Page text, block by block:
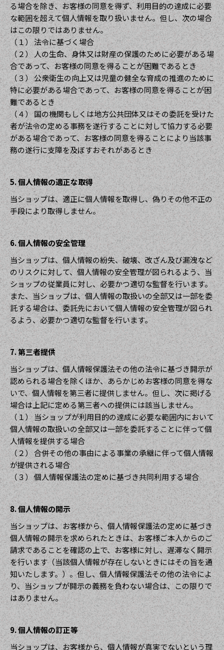
る場合を除き、お客様の同意を得ず、利用目的の達成に必要
な範囲を超えて個人情報を取り扱いません。但し、次の場合
はこの限りではありません。
（１） 法令に基づく場合
（２） 人の生命、身体又は財産の保護のために必要がある場
合であって、お客様の同意を得ることが困難であるとき
（３） 公衆衛生の向上又は児童の健全な育成の推進のために
特に必要がある場合であって、お客様の同意を得ることが困
難であるとき
（４） 国の機関もしくは地方公共団体又はその委託を受けた
者が法令の定める事務を遂行することに対して協力する必要
がある場合であって、お客様の同意を得ることにより当該事
務の遂行に支障を及ぼすおそれがあるとき
5. 個人情報の適正な取得
当ショップは、適正に個人情報を取得し、偽りその他不正の
手段により取得しません。
6. 個人情報の安全管理
当ショップは、個人情報の紛失、破壊、改ざん及び漏洩など
のリスクに対して、個人情報の安全管理が図られるよう、当
ショップの従業員に対し、必要かつ適切な監督を行います。
また、当ショップは、個人情報の取扱いの全部又は一部を委
託する場合は、委託先において個人情報の安全管理が図られ
るよう、必要かつ適切な監督を行います。
7. 第三者提供
当ショップは、個人情報保護法その他の法令に基づき開示が
認められる場合を除くほか、あらかじめお客様の同意を得な
いで、個人情報を第三者に提供しません。但し、次に掲げる
場合は上記に定める第三者への提供には該当しません。
（１） 当ショップが利用目的の達成に必要な範囲内において
個人情報の取扱いの全部又は一部を委託することに伴って個
人情報を提供する場合
（２） 合併その他の事由による事業の承継に伴って個人情報
が提供される場合
（３） 個人情報保護法の定めに基づき共同利用する場合
8. 個人情報の開示
当ショップは、お客様から、個人情報保護法の定めに基づき
個人情報の開示を求められたときは、お客様ご本人からのご
請求であることを確認の上で、お客様に対し、遅滞なく開示
を行います（当該個人情報が存在しないときにはその旨を通
知いたします。）。但し、個人情報保護法その他の法令によ
り、当ショップが開示の義務を負わない場合は、この限りで
はありません。
9. 個人情報の訂正等
当ショップは、お客様から、個人情報が真実でないという理